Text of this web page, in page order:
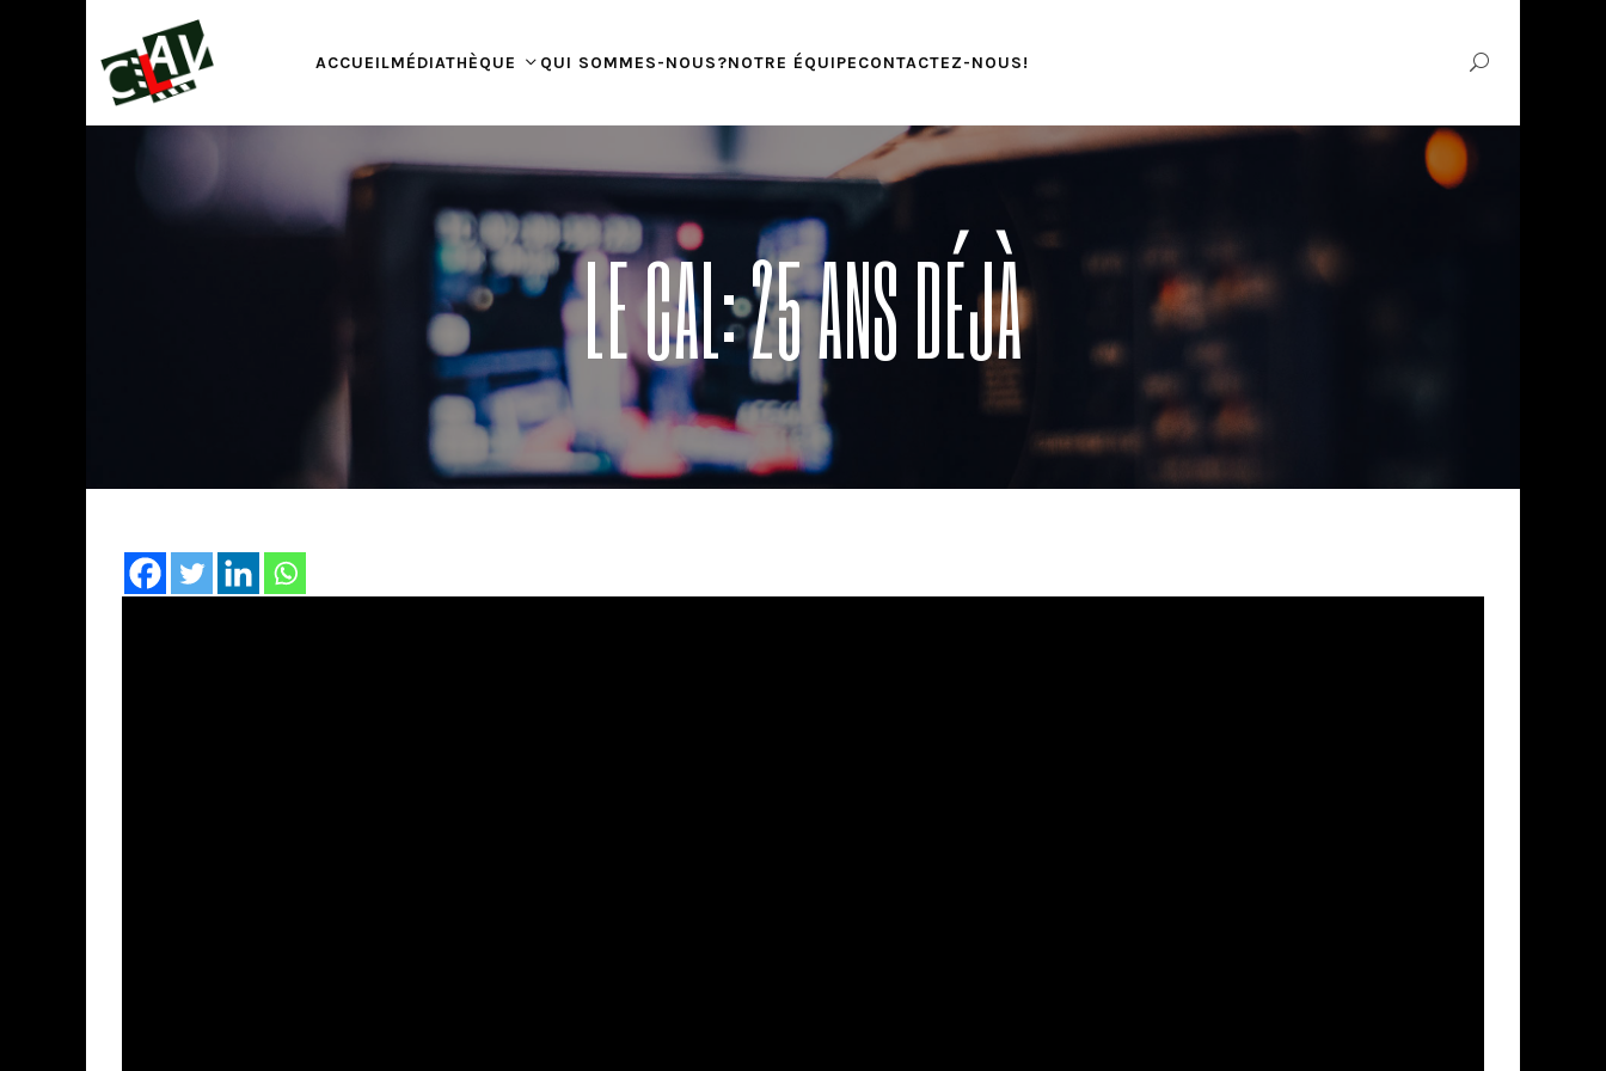
ACCUEILMÉDIATHÈQUE QUI SOMMES-NOUS?NOTRE ÉQUIPECONTACTEZ-NOUS!
LE CAL: 25 ANS DÉJÀ